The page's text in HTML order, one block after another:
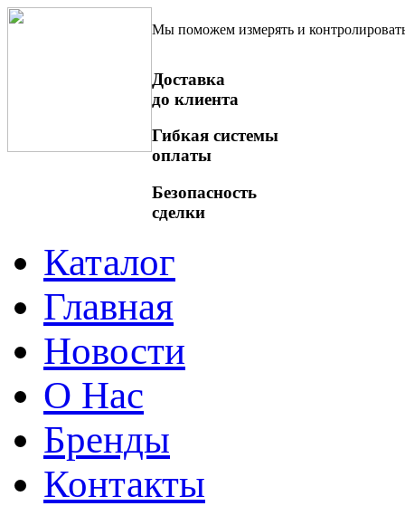
Мы поможем измерять и
Доставка
до клиента
Гибкая системы
оплаты
Безопасность
сделки
Каталог
Главная
Новости
О Нас
Бренды
Контакты